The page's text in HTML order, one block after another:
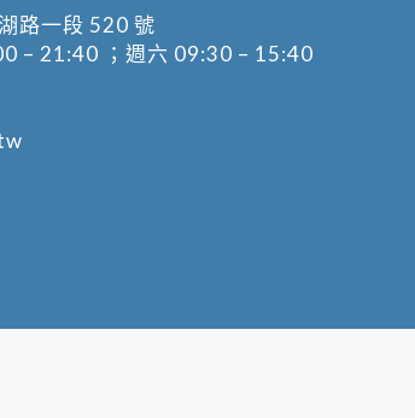
路一段 520 號
– 21:40 ；週六 09:30 – 15:40